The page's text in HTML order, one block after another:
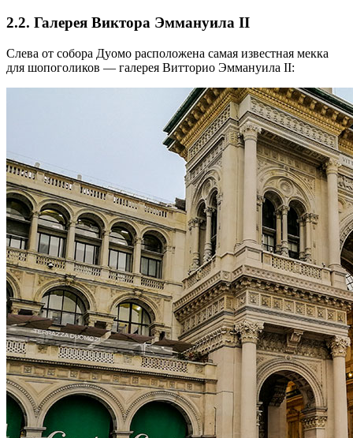
2.2. Галерея Виктора Эммануила II
Слева от собора Дуомо расположена самая известная мекка
для шопоголиков — галерея Витторио Эммануила II: